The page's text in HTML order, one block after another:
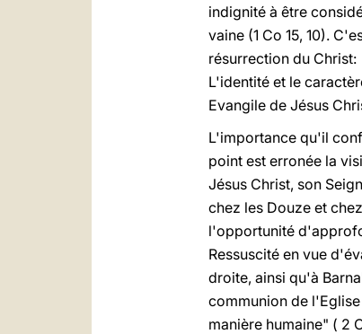
indignité à être
vaine (1 Co 15, 10).
résurrection du Christ:
L'identité et le
Evangile de Jésus
L'importance qu'il
point est erronée la
Jésus Christ, son
chez les Douze et
l'opportunité
Ressuscité en vue
droite, ainsi qu'à
communion de
manière humaine" ( 2